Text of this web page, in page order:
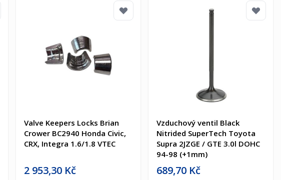
Valve Keepers Locks Brian
Crower BC2940 Honda Civic,
CRX, Integra 1.6/1.8 VTEC
Akční cena
2 953,30 Kč
Vzduchový ventil Black
Nitrided SuperTech Toyota
Supra 2JZGE / GTE 3.0l DOHC
94-98 (+1mm)
Akční cena
689,70 Kč